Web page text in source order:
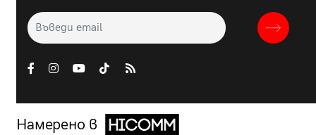
Намерено в